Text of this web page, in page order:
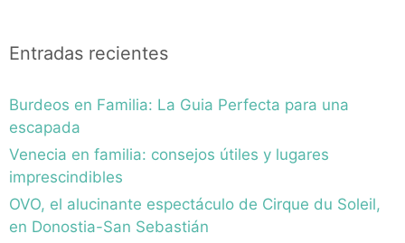
Entradas recientes
Burdeos en Familia: La Guia Perfecta para una
escapada
Venecia en familia: consejos útiles y lugares
imprescindibles
OVO, el alucinante espectáculo de Cirque du Soleil,
en Donostia-San Sebastián